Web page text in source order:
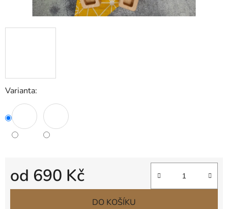
Varianta:
od 690 Kč
Měrná cena:
DO KOŠÍKU